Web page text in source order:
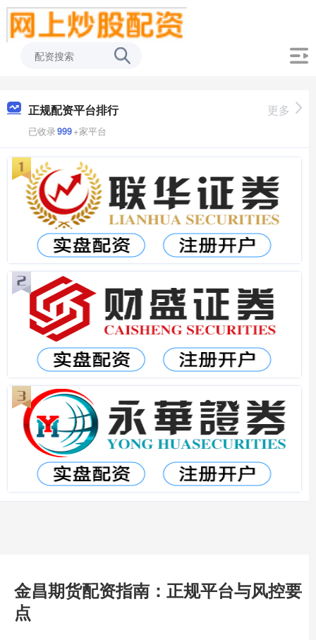
正规配资平台排行
已收录999+家平台
更多
金昌期货配资指南：正规平台与风控要
点